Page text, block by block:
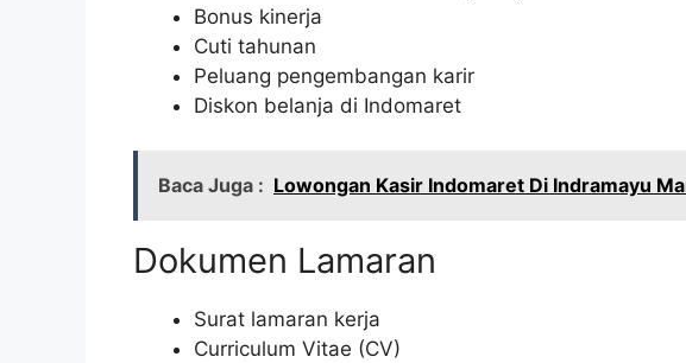
Bonus kinerja
Cuti tahunan
Peluang pengembangan karir
Diskon belanja di Indomaret
Baca Juga : Lowongan Kasir Indomaret Di Indramayu
Dokumen Lamaran
Surat lamaran kerja
Curriculum Vitae (CV)